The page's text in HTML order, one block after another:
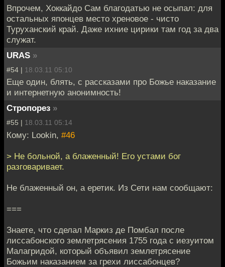
Впрочем, Хоккайдо Сам благодатью не осыпал: для
остальных японцев место хреновое - чисто
Туруханский край. Даже ихние цирики там год за два
служат.
URAS »
#54 | 18.03.11 05:10
Еще один, блять, с рассказами про Божье наказание
и интернетную анонимность!
Стропорез »
#55 | 18.03.11 05:14
Кому: Lookin, #46
> Не больной, а блаженный! Его устами бог
разговаривает.
Не блаженный он, а еретик. Из Сети нам сообщают:
===
Знаете, что сделал Маркиз де Помбал после
лиссабонского землетрясения 1755 года с иезуитом
Малагридой, который объявил землетрясение
Божьим наказанием за грехи лиссабонцев?